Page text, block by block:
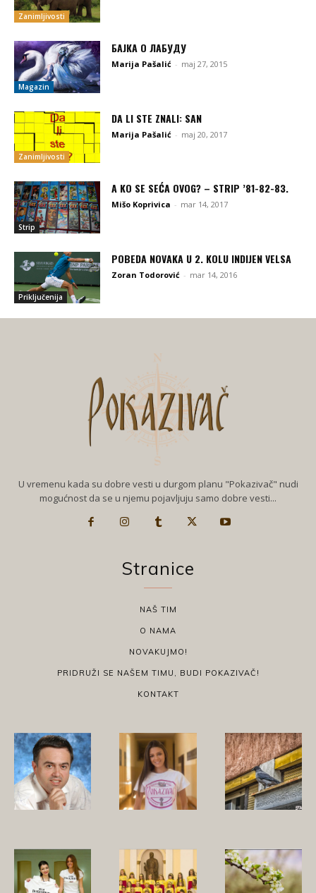
Zanimljivosti
Magazin
БАЈКА О ЛАБУДУ
Marija Pašalić - maj 27, 2015
Zanimljivosti
DA LI STE ZNALI: SAN
Marija Pašalić - maj 20, 2017
Strip
A KO SE SEĆA OVOG? – STRIP ’81-82-83.
Mišo Koprivica - mar 14, 2017
Priključenija
POBEDA NOVAKA U 2. KOLU INDIJEN VELSA
Zoran Todorović - mar 14, 2016
U vremenu kada su dobre vesti u durgom planu "Pokazivač" nudi
mogućnost da se u njemu pojavljuju samo dobre vesti...
Stranice
NAŠ TIM
O NAMA
NOVAKUJMO!
PRIDRUŽI SE NAŠEM TIMU, BUDI POKAZIVAČ!
KONTAKT